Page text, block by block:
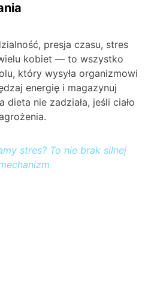
presja czasu, stres
kobiet — to wszystko
który wysyła organizmowi
energię i magazynuj
dieta nie zadziała, jeśli ciało
stres? To nie brak silnej